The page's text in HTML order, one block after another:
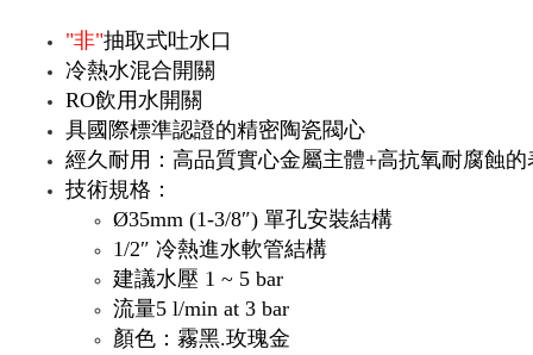
"非"抽取式吐水口
冷熱水混合開關
RO飲用水開關
具國際標準認證的精密陶瓷閥心
經久耐用：高品質實心金屬主體+高抗氧耐腐蝕的
技術規格：
Ø35mm (1-3/8″) 單孔安裝結構
1/2″ 冷熱進水軟管結構
建議水壓 1 ~ 5 bar
流量5 l/min at 3 bar
顏色：霧黑.玫瑰金